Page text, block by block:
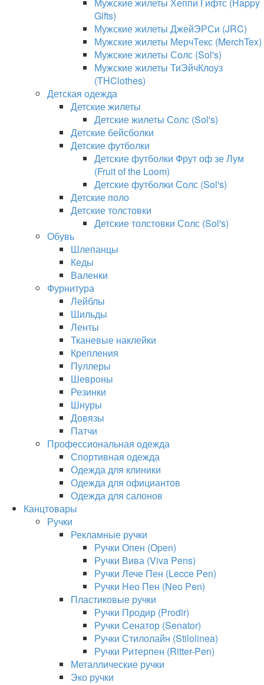
Gifts)
Мужские жилеты ДжейЭРСи (JRC)
Мужские жилеты МерчТекс (MerchTex)
Мужские жилеты Солс (Sol's)
Мужские жилеты ТиЭйчКлоуз
(THClothes)
Детская одежда
Детские жилеты
Детские жилеты Солс (Sol's)
Детские бейсболки
Детские футболки
Детские футболки Фрут оф зе Лум
(Fruit of the Loom)
Детские футболки Солс (Sol's)
Детские поло
Детские толстовки
Детские толстовки Солс (Sol's)
Обувь
Шлепанцы
Кеды
Валенки
Фурнитура
Лейблы
Шильды
Ленты
Тканевые наклейки
Крепления
Пуллеры
Шевроны
Резинки
Шнуры
Довязы
Патчи
Профессиональная одежда
Спортивная одежда
Одежда для клиники
Одежда для официантов
Одежда для салонов
Канцтовары
Ручки
Рекламные ручки
Ручки Опен (Open)
Ручки Вива (Viva Pens)
Ручки Лече Пен (Lecce Pen)
Ручки Нео Пен (Neo Pen)
Пластиковые ручки
Ручки Продир (Prodir)
Ручки Сенатор (Senator)
Ручки Стилолайн (Stilolinea)
Ручки Ритерпен (Ritter-Pen)
Металлические ручки
Эко ручки